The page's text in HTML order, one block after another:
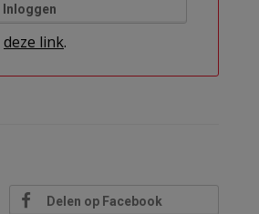
Inloggen
deze link.
Delen op Facebook